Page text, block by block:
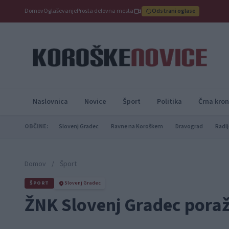
DomovOglaševanjeProsta delovna mesta Odstrani oglase
Naslovnica Novice Šport Politika Črna
OBČINE: Slovenj Gradec Ravne na Koroškem Dravograd
Domov / Šport
ŠPORT Slovenj Gradec
ŽNK Slovenj Gradec